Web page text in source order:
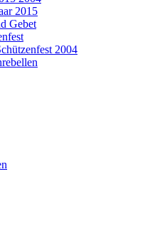
2015
Gebet
2004